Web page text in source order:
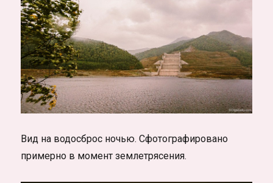
Вид на водосброс ночью. Сфотографировано
примерно в момент землетрясения.